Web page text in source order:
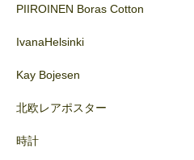
PIIROINEN Boras Cotton
IvanaHelsinki
Kay Bojesen
北欧レアポスター
時計